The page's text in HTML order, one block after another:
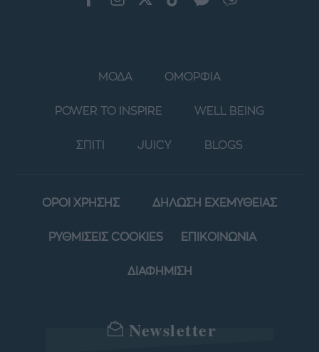
ΜΟΔΑ ΟΜΟΡΦΙΑ
POWER TO INSPIRE WELL BEING
ΣΠΙΤΙ JUICY BLOGS
ΟΡΟΙ ΧΡΗΣΗΣ ΔΗΛΩΣΗ ΕΧΕΜΥΘΕΙΑΣ
ΡΥΘΜΙΣΕΙΣ COOKIES ΕΠΙΚΟΙΝΩΝΙΑ
ΔΙΑΦΗΜΙΣΗ
Newsletter